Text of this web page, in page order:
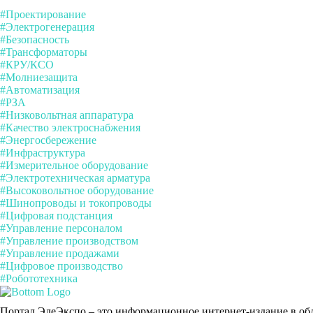
#Проектирование
#Электрогенерация
#Безопасность
#Трансформаторы
#КРУ/КСО
#Молниезащита
#Автоматизация
#РЗА
#Низковольтная аппаратура
#Качество электроснабжения
#Энергосбережение
#Инфраструктура
#Измерительное оборудование
#Электротехническая арматура
#Высоковольтное оборудование
#Шинопроводы и токопроводы
#Цифровая подстанция
#Управление персоналом
#Управление производством
#Управление продажами
#Цифровое производство
#Робототехника